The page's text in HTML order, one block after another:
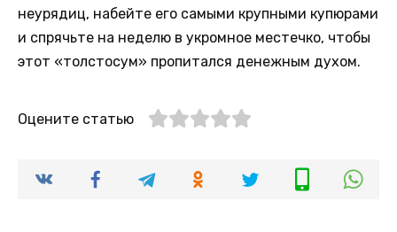
неурядиц, набейте его самыми крупными купюрами
и спрячьте на неделю в укромное местечко, чтобы
этот «толстосум» пропитался денежным духом.
Оцените статью